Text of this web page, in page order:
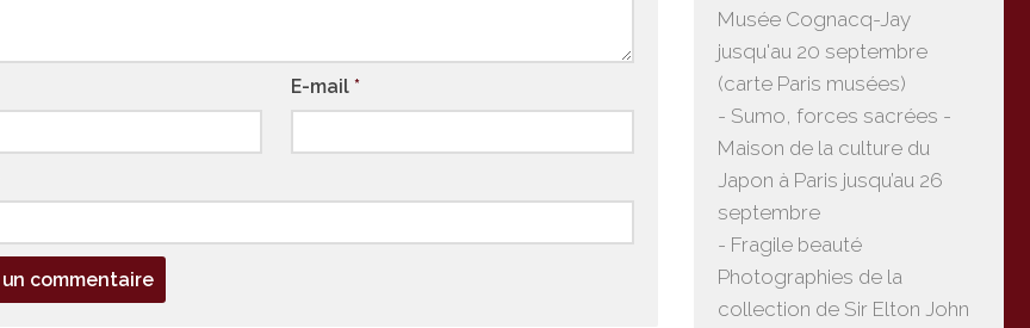
E-mail *
Musée Cognacq-Jay
jusqu'au 20 septembre
(carte Paris musées)
- Sumo, forces sacrées -
Maison de la culture du
Japon à Paris jusqu’au 26
septembre
- Fragile beauté
Photographies de la
collection de Sir Elton John